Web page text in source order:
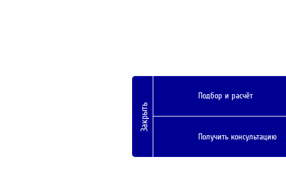
Закрыть
Подбор и расчёт
Получить консультацию